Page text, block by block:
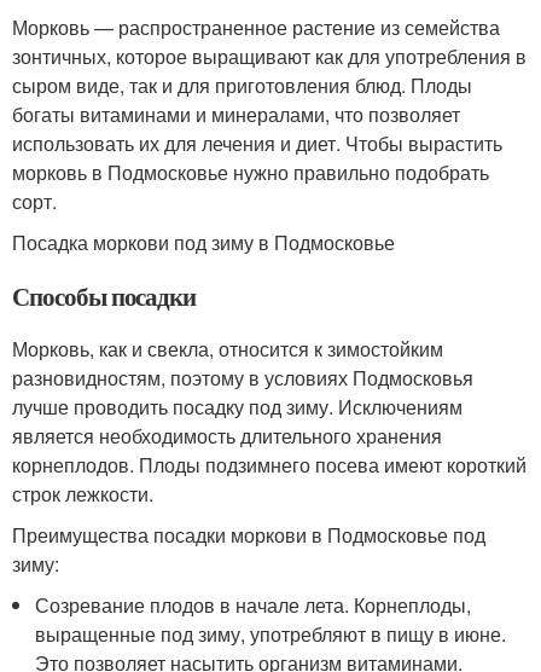
Морковь — распространенное растение из семейства
зонтичных, которое выращивают как для употребления в
сыром виде, так и для приготовления блюд. Плоды
богаты витаминами и минералами, что позволяет
использовать их для лечения и диет. Чтобы вырастить
морковь в Подмосковье нужно правильно подобрать
сорт.
Посадка моркови под зиму в Подмосковье
Способы посадки
Морковь, как и свекла, относится к зимостойким
разновидностям, поэтому в условиях Подмосковья
лучше проводить посадку под зиму. Исключениям
является необходимость длительного хранения
корнеплодов. Плоды подзимнего посева имеют короткий
строк лежкости.
Преимущества посадки моркови в Подмосковье под
зиму:
Созревание плодов в начале лета. Корнеплоды,
выращенные под зиму, употребляют в пищу в июне.
Это позволяет насытить организм витаминами.